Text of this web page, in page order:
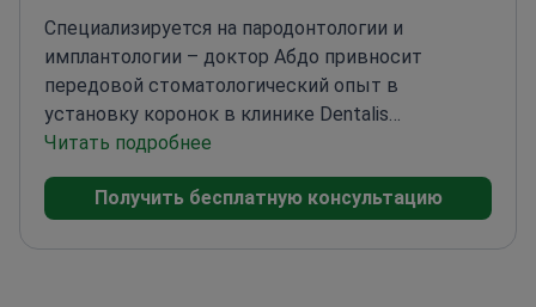
Специализируется на пародонтологии и
имплантологии – доктор Абдо привносит
передовой стоматологический опыт в
установку коронок в клинике Dentalis
Atelier. Прошел обучение по челюстно-лицевой
хирургии и пародонтологии в Университете Сан-
Франциско-де-КитоУглубленное изучение
Читать подробнее
Получить бесплатную консультацию